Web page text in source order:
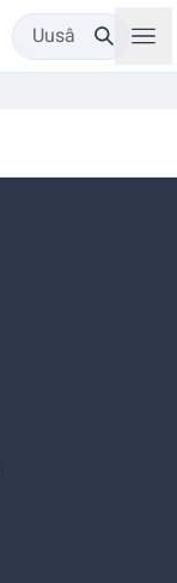
Uusâ